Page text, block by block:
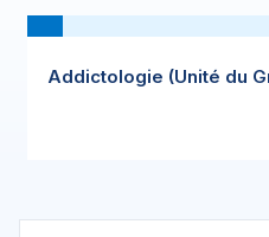
Addictologie (Unité du